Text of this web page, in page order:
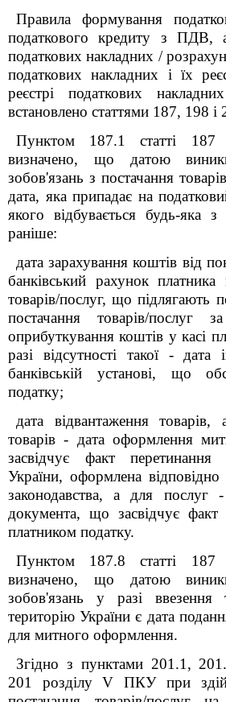
Правила формування
податкового кредиту з ПДВ,
податкових накладних /
податкових накладних і їх
реєстрі податкових
встановлено статтями 187, 198
Пунктом 187.1 статті 187
визначено, що датою
зобов'язань з постачання
дата, яка припадає на
якого відбувається будь-яка
раніше:
дата зарахування коштів від
банківський рахунок
товарів/послуг, що підлягають
постачання товарів/послуг
оприбуткування коштів у касі
разі відсутності такої - дата
банківській установі, що
податку;
дата відвантаження
товарів - дата оформлення
засвідчує факт
України, оформлена
законодавства, а для послуг
документа, що засвідчує факт
платником податку.
Пунктом 187.8 статті 187
визначено, що датою
зобов'язань у разі
територію України є дата
для митного оформлення.
Згідно з пунктами 201.1,
201 розділу V ПКУ при